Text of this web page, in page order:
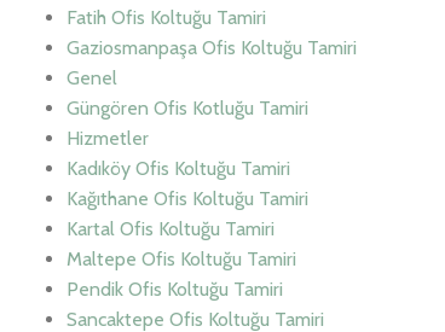
Fatih Ofis Koltuğu Tamiri
Gaziosmanpaşa Ofis Koltuğu Tamiri
Genel
Güngören Ofis Kotluğu Tamiri
Hizmetler
Kadıköy Ofis Koltuğu Tamiri
Kağıthane Ofis Koltuğu Tamiri
Kartal Ofis Koltuğu Tamiri
Maltepe Ofis Koltuğu Tamiri
Pendik Ofis Koltuğu Tamiri
Sancaktepe Ofis Koltuğu Tamiri